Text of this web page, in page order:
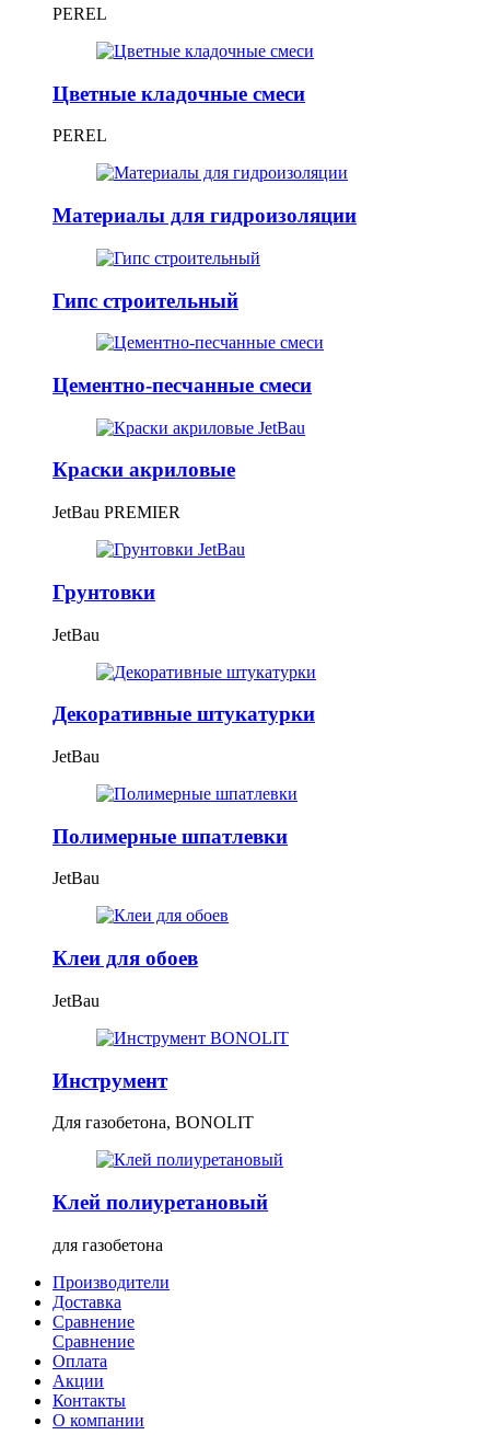
PEREL
Цветные кладочные смеси
PEREL
Материалы для гидроизоляции
Гипс строительный
Цементно-песчанные смеси
Краски акриловые
JetBau PREMIER
Грунтовки
JetBau
Декоративные штукатурки
JetBau
Полимерные шпатлевки
JetBau
Клеи для обоев
JetBau
Инструмент
Для газобетона, BONOLIT
Клей полиуретановый
для газобетона
Производители
Доставка
Сравнение
Сравнение
Оплата
Акции
Контакты
О компании